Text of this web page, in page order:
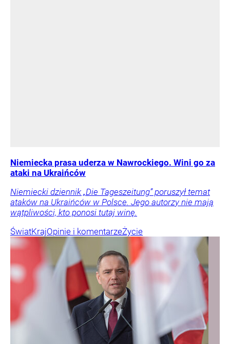
Niemiecka prasa uderza w Nawrockiego. Wini go za
ataki na Ukraińców
Niemiecki dziennik „Die Tageszeitung” poruszył temat
ataków na Ukraińców w Polsce. Jego autorzy nie mają
wątpliwości, kto ponosi tutaj winę.
ŚwiatKrajOpinie i komentarzeŻycie